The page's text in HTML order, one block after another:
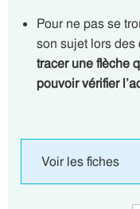
Pour ne pas se
son sujet lors des
tracer une flèche
pouvoir vérifier
Voir les fiches